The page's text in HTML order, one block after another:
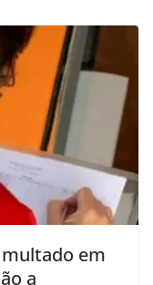
em
a